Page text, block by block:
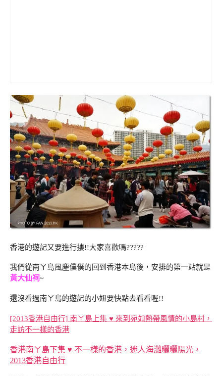
香港的遊記又要進行摟!!大家喜歡嗎?????
我們從南ㄚ島風塵僕僕的回到香港本島後，安排的第一站就是
黃大仙祠~
還沒看過南ㄚ島的遊記的小妞要快點去看看喔!!
[2013香港自由行] 南ㄚ島上集 ♥ 來到宛如熱帶風情的小島村，
走訪不一樣的香港
香港南ㄚ島下集 ♥ 不一樣的香港，迷人海灘曬曬陽光，
2013香港自由行